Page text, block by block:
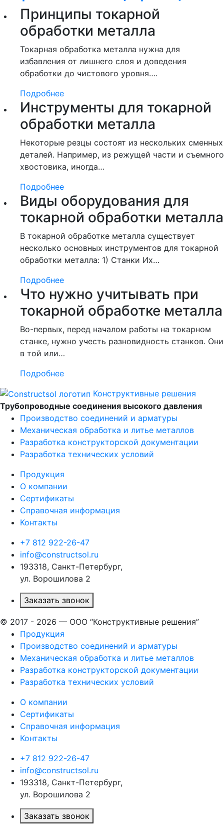
Принципы токарной
обработки металла
Токарная обработка металла нужна для
избавления от лишнего слоя и доведения
обработки до чистового уровня….
Подробнее
Инструменты для токарной
обработки металла
Некоторые резцы состоят из нескольких сменных
деталей. Например, из режущей части и съемного
хвостовика, иногда…
Подробнее
Виды оборудования для
токарной обработки металла
В токарной обработке металла существует
несколько основных инструментов для токарной
обработки металла: 1) Станки Их…
Подробнее
Что нужно учитывать при
токарной обработке металла
Во-первых, перед началом работы на токарном
станке, нужно учесть разновидность станков. Они
в той или…
Подробнее
Конструктивные решения
Трубопроводные соединения высокого давления
Производство соединений и арматуры​
Механическая обработка и литье металлов
Разработка конструкторской документации
Разработка технических условий
Продукция
О компании
Сертификаты
Справочная информация
Контакты
+7 812 922-26-47
info@constructsol.ru
193318, Санкт-Петербург,
ул. Ворошилова 2
Заказать звонок
© 2017 - 2026 — ООО “Конструктивные решения”
Продукция
Производство соединений и арматуры​
Механическая обработка и литье металлов
Разработка конструкторской документации
Разработка технических условий
О компании
Сертификаты
Справочная информация
Контакты
+7 812 922-26-47
info@constructsol.ru
193318, Санкт-Петербург,
ул. Ворошилова 2
Заказать звонок